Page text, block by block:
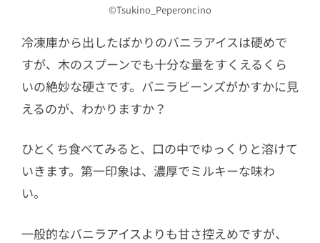
©Tsukino_Peperoncino
冷凍庫から出したばかりのバニラアイスは硬めで
すが、木のスプーンでも十分な量をすくえるくら
いの絶妙な硬さです。バニラビーンズがかすかに見
えるのが、わかりますか？
ひとくち食べてみると、口の中でゆっくりと溶けて
いきます。第一印象は、濃厚でミルキーな味わ
い。
一般的なバニラアイスよりも甘さ控えめですが、